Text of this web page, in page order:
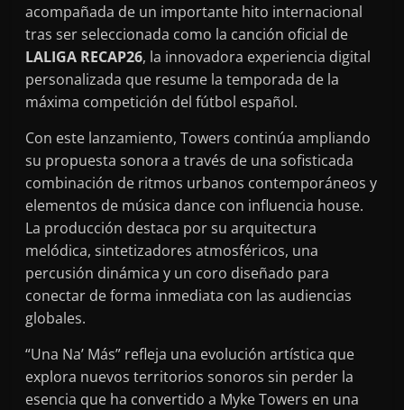
acompañada de un importante hito internacional
tras ser seleccionada como la canción oficial de
LALIGA RECAP26, la innovadora experiencia digital
personalizada que resume la temporada de la
máxima competición del fútbol español.
Con este lanzamiento, Towers continúa ampliando
su propuesta sonora a través de una sofisticada
combinación de ritmos urbanos contemporáneos y
elementos de música dance con influencia house.
La producción destaca por su arquitectura
melódica, sintetizadores atmosféricos, una
percusión dinámica y un coro diseñado para
conectar de forma inmediata con las audiencias
globales.
“Una Na’ Más” refleja una evolución artística que
explora nuevos territorios sonoros sin perder la
esencia que ha convertido a Myke Towers en una